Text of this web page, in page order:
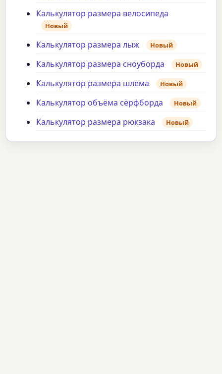
Калькулятор размера велосипеда
Новый
Калькулятор размера лыж Новый
Калькулятор размера сноуборда Новый
Калькулятор размера шлема Новый
Калькулятор объёма сёрфборда Новый
Калькулятор размера рюкзака Новый